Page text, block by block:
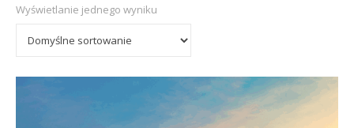
Wyświetlanie jednego wyniku